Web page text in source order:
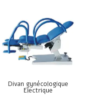
Divan gynécologique
Electrique